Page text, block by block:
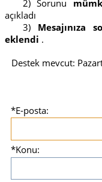
2) Sorunu
açıkladı
3) Mesajınıza
eklendi .
Destek mevcut:
*E-posta:
*Konu: